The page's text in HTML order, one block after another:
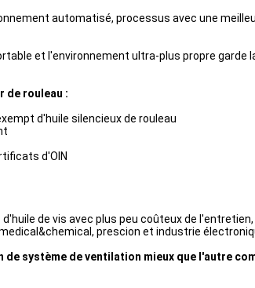
automatisé, processus avec une
et l'environnement ultra-plus propre garde
de rouleau :
d'huile silencieux de rouleau
d'OIN
de vis avec plus peu coûteux de
prescion et industrie
système de ventilation mieux que l'autre